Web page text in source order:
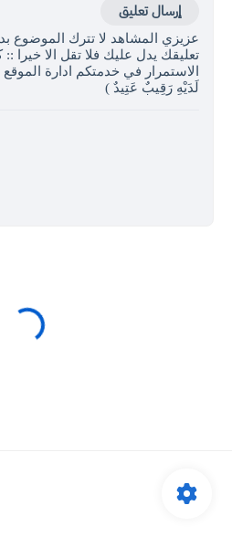
إرسال تعليق
عزيزي المشاهد لا تترك الموضوع
تعليقك يدل عليك فلا تقل الا خيرا
الاستمرار في خدمتكم ادارة
لَدَيْهِ رَقِيبٌ عَتِيدٌ )